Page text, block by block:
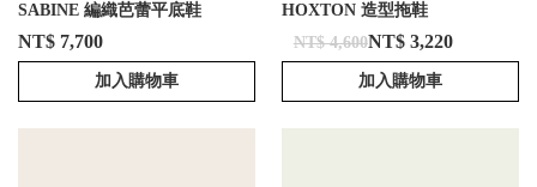
SABINE 編織芭蕾平底鞋
NT$ 7,700
加入購物車
HOXTON 造型拖鞋
NT$ 4,600NT$ 3,220
加入購物車